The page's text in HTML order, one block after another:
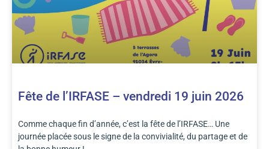
Fête de l’IRFASE – vendredi 19 juin 2026
Comme chaque fin d’année, c’est la fête de l’IRFASE… Une
journée placée sous le signe de la convivialité, du partage et de